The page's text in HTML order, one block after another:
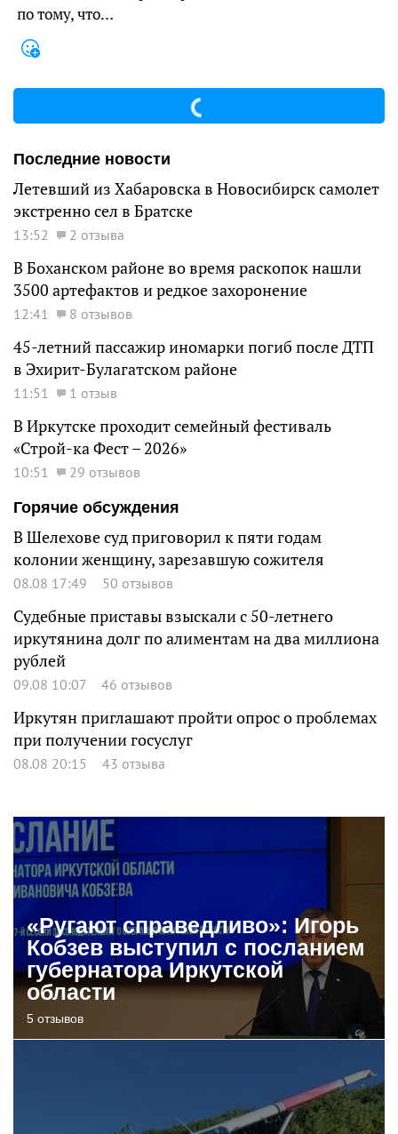
по тому, что…
Последние новости
Летевший из Хабаровска в Новосибирск самолет
экстренно сел в Братске
13:52 2 отзыва
В Боханском районе во время раскопок нашли
3500 артефактов и редкое захоронение
12:41 8 отзывов
45-летний пассажир иномарки погиб после ДТП
в Эхирит-Булагатском районе
11:51 1 отзыв
В Иркутске проходит семейный фестиваль
«Строй-ка Фест – 2026»
10:51
29 отзывов
Горячие обсуждения
В Шелехове суд приговорил к пяти годам
колонии женщину, зарезавшую сожителя
08.08 17:49 50 отзывов
Судебные приставы взыскали с 50-летнего
иркутянина долг по алиментам на два миллиона
рублей
09.08 10:07 46 отзывов
Иркутян приглашают пройти опрос о проблемах
при получении госуслуг
08.08 20:15 43 отзыва
«Ругают справедливо»: Игорь
Кобзев выступил с посланием
губернатора Иркутской
области
5 отзывов